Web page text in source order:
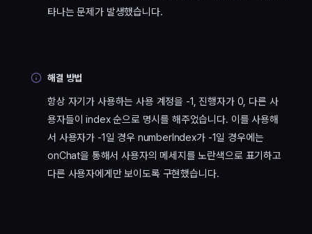
타나는 문제가 발생했습니다.
해결 방법
항상 자기가 사용하는 사용 계정을 -1, 진행자가 0, 다른 사
용자들이 index 순으로 명시를 해주었습니다. 이를 사용해
서 사용자가 -1일 경우 numberIndex가 -1일 경우에는
onChat을 통해서 사용자의 메세지를 노란색으로 표기하고
다른 사용자에게만 보이도록 구현했습니다.